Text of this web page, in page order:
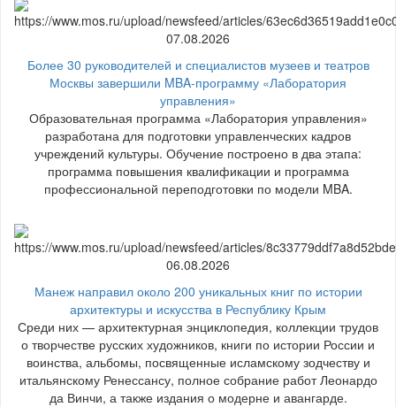
07.08.2026
Более 30 руководителей и специалистов музеев и театров
Москвы завершили MBA-программу «Лаборатория
управления»
Образовательная программа «Лаборатория управления»
разработана для подготовки управленческих кадров
учреждений культуры. Обучение построено в два этапа:
программа повышения квалификации и программа
профессиональной переподготовки по модели MBA.
06.08.2026
Манеж направил около 200 уникальных книг по истории
архитектуры и искусства в Республику Крым
Среди них — архитектурная энциклопедия, коллекции трудов
о творчестве русских художников, книги по истории России и
воинства, альбомы, посвященные исламскому зодчеству и
итальянскому Ренессансу, полное собрание работ Леонардо
да Винчи, а также издания о модерне и авангарде.